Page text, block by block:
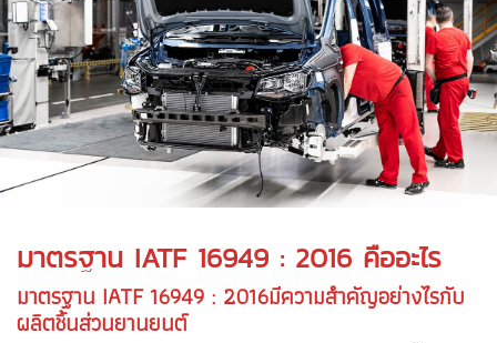
มาตรฐาน IATF 16949 : 2016 คืออะไร
มาตรฐาน IATF 16949 : 2016มีความสำคัญอย่างไรกับ
ผลิตชิ้นส่วนยานยนต์